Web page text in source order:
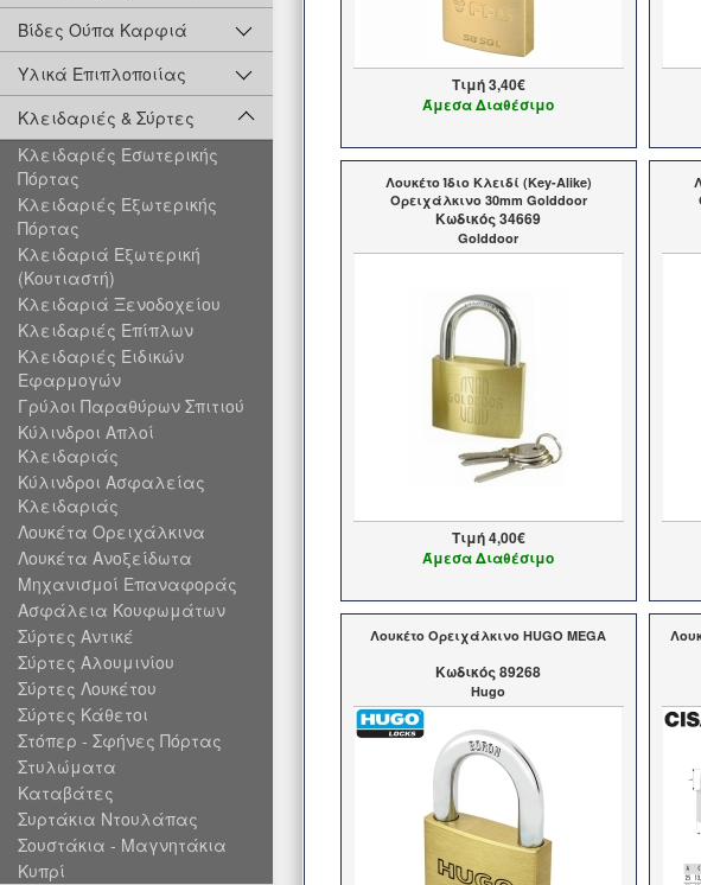
Βίδες Ούπα Καρφιά
Υλικά Επιπλοποιίας
Κλειδαριές & Σύρτες
Κλειδαριές Εσωτερικής
Πόρτας
Κλειδαριές Εξωτερικής
Πόρτας
Κλειδαριά Εξωτερική
(Κουτιαστή)
Κλειδαριά Ξενοδοχείου
Κλειδαριές Επίπλων
Κλειδαριές Ειδικών
Εφαρμογών
Γρύλοι Παραθύρων Σπιτιού
Κύλινδροι Απλοί
Κλειδαριάς
Κύλινδροι Ασφαλείας
Κλειδαριάς
Λουκέτα Ορειχάλκινα
Λουκέτα Ανοξείδωτα
Μηχανισμοί Επαναφοράς
Ασφάλεια Κουφωμάτων
Σύρτες Αντικέ
Σύρτες Αλουμινίου
Σύρτες Λουκέτου
Σύρτες Κάθετοι
Στόπερ - Σφήνες Πόρτας
Στυλώματα
Καταβάτες
Συρτάκια Ντουλάπας
Σουστάκια - Μαγνητάκια
Κυπρί
Τιμή3,40€
Άμεσα Διαθέσιμο
Λουκέτο Ίδιο Κλειδί (Key-Alike)
Ορειχάλκινο 30mm Golddoor
Kωδικός 34669
Golddoor
Τιμή4,00€
Άμεσα Διαθέσιμο
Λουκέτο Ορειχάλκινο HUGO MEGA
Kωδικός 89268
Hugo